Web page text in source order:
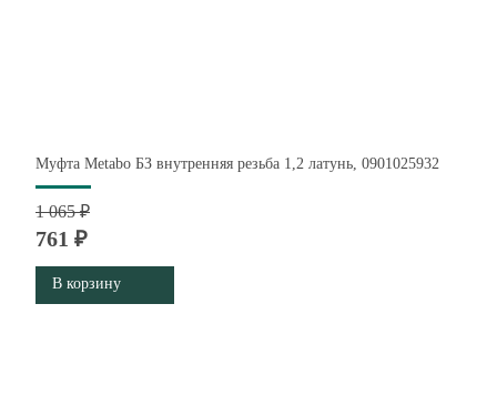
Муфта Metabo БЗ внутренняя резьба 1,2 латунь, 0901025932
1 065 ₽
761 ₽
В корзину